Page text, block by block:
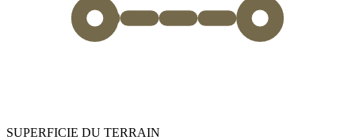
SUPERFICIE DU TERRAIN